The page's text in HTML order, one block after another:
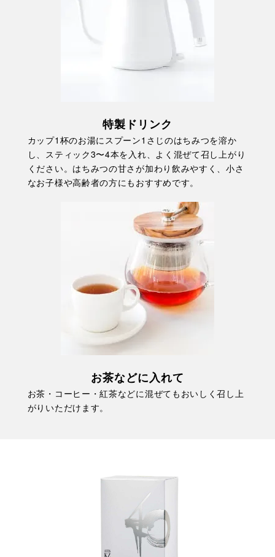
特製ドリンク
カップ1杯のお湯にスプーン1さじのはちみつを溶か
し、スティック3〜4本を入れ、よく混ぜて召し上がり
ください。はちみつの甘さが加わり飲みやすく、小さ
なお子様や高齢者の方にもおすすめです。
お茶などに入れて
お茶・コーヒー・紅茶などに混ぜてもおいしく召し上
がりいただけます。